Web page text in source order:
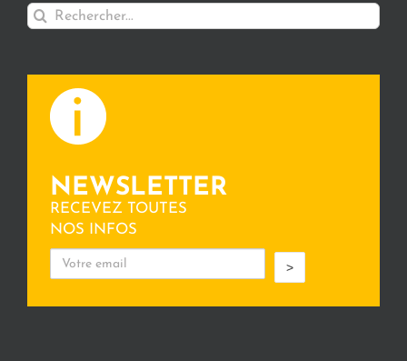
Rechercher:
NEWSLETTER
RECEVEZ TOUTES
NOS INFOS
>